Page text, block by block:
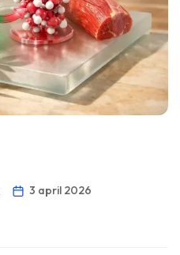
3 april 2026